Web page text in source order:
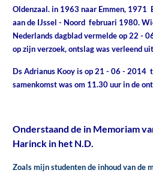
Oldenzaal. in 1963 naar Emmen, 1971
aan de IJssel - Noord februari 1980.
Nederlands dagblad vermelde op 22 -
op zijn verzoek, ontslag was verleend
Ds Adrianus Kooy is op 21 - 06 - 2014
samenkomst was om 11.30 uur in de
Onderstaand de in Memoriam
Harinck in het N.D.
Zoals mijn studenten de inhoud van de